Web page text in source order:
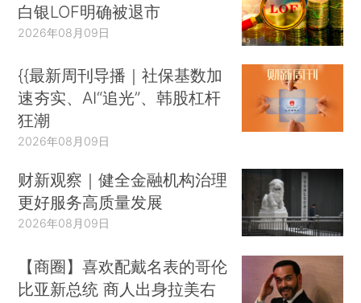
白银LOF明确被退市
2026年08月09日
{{最新周刊导播｜社保基数加
速夯实、AI“追光”、韩股杠杆
狂潮
2026年08月09日
财新观察｜健全金融机构治理
更好服务高质量发展
2026年08月09日
【商圈】喜欢配戴名表的哥伦
比亚新总统 商人出身拉美右